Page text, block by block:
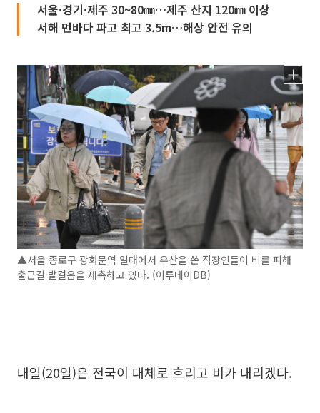
서울·경기·제주 30~80㎜…제주 산지 120㎜ 이상
서해 먼바다 파고 최고 3.5m…해상 안전 유의
▲서울 종로구 광화문역 일대에서 우산을 쓴 직장인들이 비를 피해
출근길 발걸음을 재촉하고 있다. (이투데이DB)
내일(20일)은 전국이 대체로 흐리고 비가 내리겠다.